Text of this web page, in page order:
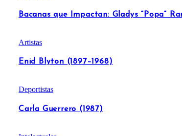
Bacanas que Impactan: Gladys “Popa”
Artistas
Enid Blyton (1897–1968)
Deportistas
Carla Guerrero (1987)